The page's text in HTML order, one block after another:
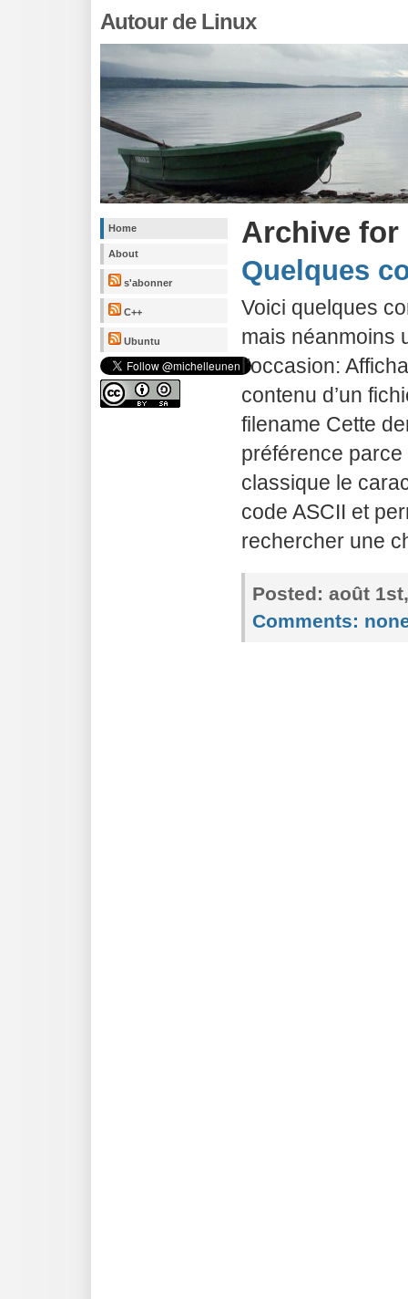
Autour de Linux
Home
About
s'abonner
C++
Ubuntu
Archive for
Quelques
Voici quelques
mais néanmoins
l’occasion:
contenu d’un
filename Cette
préférence parce
classique le
code ASCII et
rechercher une
Posted: août
Comments: